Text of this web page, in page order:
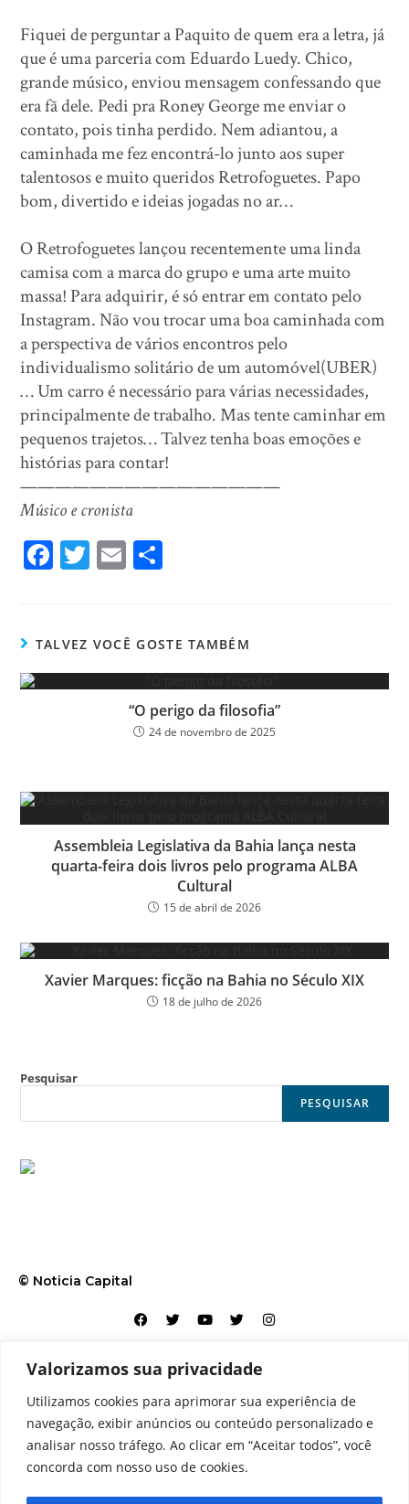
Valorizamos sua privacidade
Utilizamos cookies para aprimorar sua experiência de
navegação, exibir anúncios ou conteúdo personalizado e
analisar nosso tráfego. Ao clicar em “Aceitar todos”, você
concorda com nosso uso de cookies.
Fiquei de perguntar a Paquito de quem era a letra, já
que é uma parceria com Eduardo Luedy. Chico,
grande músico, enviou mensagem confessando que
era fã dele. Pedi pra Roney George me enviar o
contato, pois tinha perdido. Nem adiantou, a
caminhada me fez encontrá-lo junto aos super
talentosos e muito queridos Retrofoguetes. Papo
bom, divertido e ideias jogadas no ar…
O Retrofoguetes lançou recentemente uma linda
camisa com a marca do grupo e uma arte muito
massa! Para adquirir, é só entrar em contato pelo
Instagram. Não vou trocar uma boa caminhada com
a perspectiva de vários encontros pelo
individualismo solitário de um automóvel(UBER)
… Um carro é necessário para várias necessidades,
principalmente de trabalho. Mas tente caminhar em
pequenos trajetos… Talvez tenha boas emoções e
histórias para contar!
———————————————
Músico e cronista
Fa
ok
T
er
E
TALVEZ VOCÊ GOSTE TAMBÉM
“O perigo da filosofia”
24 de novembro de 2025
Assembleia Legislativa da Bahia lança nesta
quarta-feira dois livros pelo programa ALBA
Cultural
15 de abril de 2026
Xavier Marques: ficção na Bahia no Século XIX
18 de julho de 2026
Pesquisar
PESQUISAR
© Noticia Capital
Contato Home Aviso legal Configurações de cookies
Equipe Perfil Política de cookies Serviços